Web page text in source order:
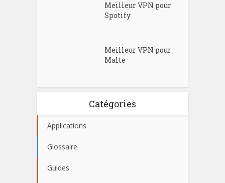
Meilleur VPN pour
Spotify
Meilleur VPN pour
Malte
Catégories
Applications
Glossaire
Guides